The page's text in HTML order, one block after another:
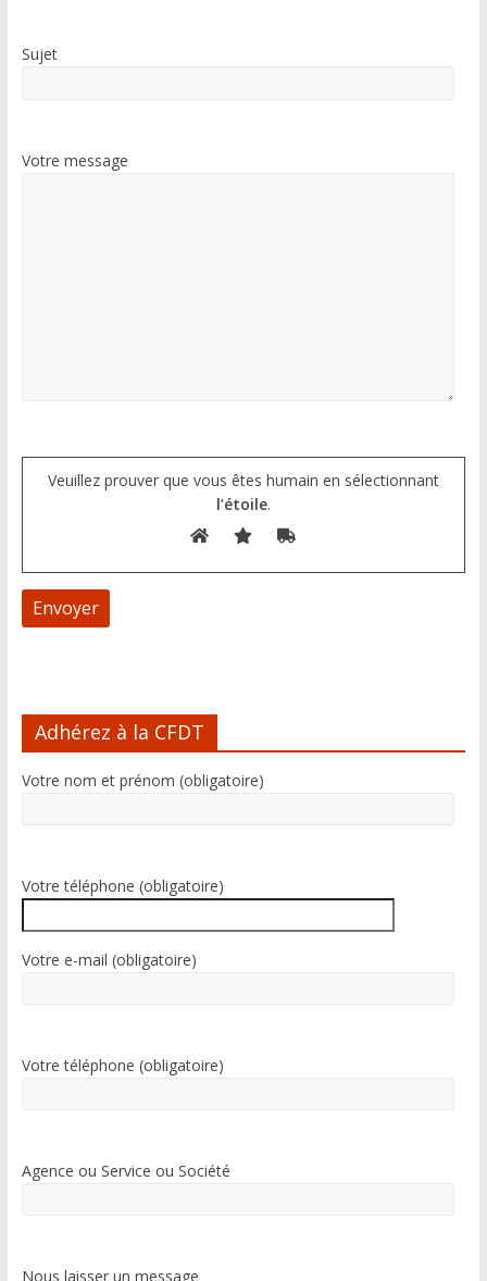
Sujet
Votre message
Veuillez prouver que vous êtes humain en sélectionnant
l’étoile.
l
e
r
i
v
e
:
Adhérez à la CFDT
Votre nom et prénom (obligatoire)
Votre téléphone (obligatoire)
Votre e-mail (obligatoire)
Votre téléphone (obligatoire)
Agence ou Service ou Société
Nous laisser un message